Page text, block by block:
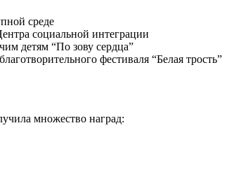
среде
социальной интеграции
детям “По зову сердца”
фестиваля “Белая трость”
множество наград: